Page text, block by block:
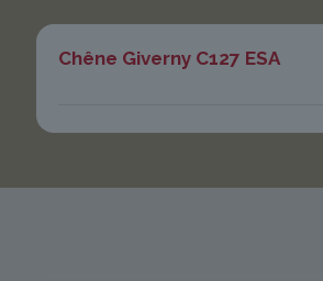
Chêne Giverny C127 ESA